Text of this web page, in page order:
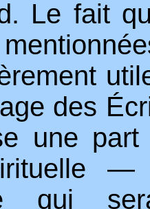
Le fait
des É
une
qui